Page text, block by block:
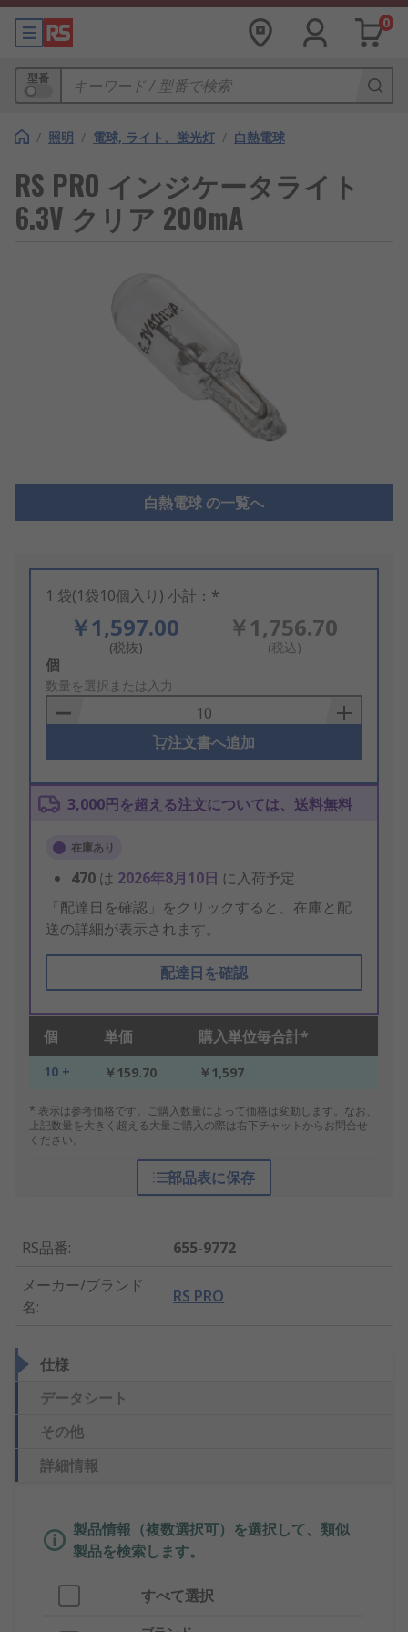
0
型番
/ 照明 / 電球, ライト、蛍光灯 / 白熱電球
RS PRO インジケータライト
6.3V クリア 200mA
白熱電球 の一覧へ
1 袋(1袋10個入り) 小計：*
￥1,597.00
(税抜)
￥1,756.70
(税込)
Add
to
Basket
個
数量を選択または入力
注文書へ追加
3,000円を超える注文については、送料無料
在庫あり
470 は 2026年8月10日 に入荷予定
「配達日を確認」をクリックすると、在庫と配
送の詳細が表示されます。
配達日を確認
個 単価 購入単位毎合計*
10 + ￥159.70 ￥1,597
* 表示は参考価格です。ご購入数量によって価格は変動します。なお、
上記数量を大きく超える大量ご購入の際は右下チャットからお問合せ
ください。
部品表に保存
RS品番:
655-9772
メーカー/ブランド
名:
RS PRO
仕様
データシート
その他
詳細情報
製品情報（複数選択可）を選択して、類似
製品を検索します。
すべて選択